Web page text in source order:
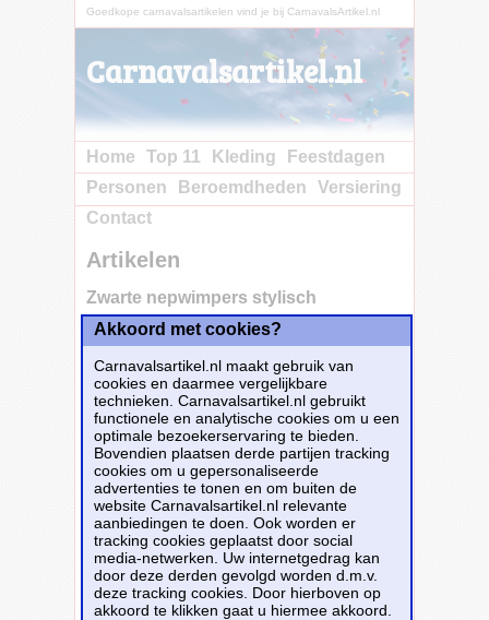
Goedkope carnavalsartikelen vind je bij CarnavalsArtikel.nl
Carnavalsartikel.nl
Home Top 11 Kleding
Feestdagen
Personen
Beroemdheden
Versiering
Contact
Artikelen
Zwarte nepwimpers stylisch
Koop nu bij e-
Carnavalskleding.nl voor slechts€ 3.75!
Dit carnavalsartikelZwarte nepwimpers
stylischis te bestellen bijE-
Carnavalskleding.nlvoor€ 3,75.
Bestellen
Kleuren
Zwart
Fopartikelen
Nepwimpers
Bekijk alle carnavalsartikelen
Akkoord met cookies?
Carnavalsartikel.nl maakt gebruik van
cookies en daarmee vergelijkbare
technieken. Carnavalsartikel.nl gebruikt
functionele en analytische cookies om u een
optimale bezoekerservaring te bieden.
Bovendien plaatsen derde partijen tracking
cookies om u gepersonaliseerde
advertenties te tonen en om buiten de
website Carnavalsartikel.nl relevante
aanbiedingen te doen. Ook worden er
tracking cookies geplaatst door social
media-netwerken. Uw internetgedrag kan
door deze derden gevolgd worden d.m.v.
deze tracking cookies. Door hierboven op
akkoord te klikken gaat u hiermee akkoord.